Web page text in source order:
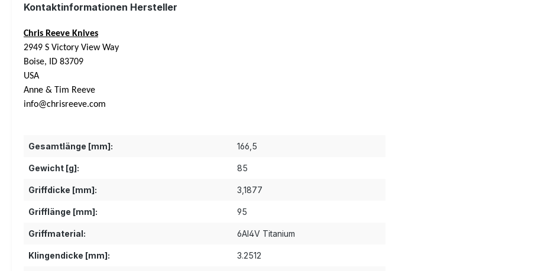
Kontaktinformationen Hersteller
Chris Reeve Knives
2949 S Victory View Way
Boise, ID 83709
USA
Anne & Tim Reeve
info@chrisreeve.com
Gesamtlänge [mm]: 166,5
Gewicht [g]: 85
Griffdicke [mm]: 3,1877
Grifflänge [mm]: 95
Griffmaterial: 6Al4V Titanium
Klingendicke [mm]: 3.2512